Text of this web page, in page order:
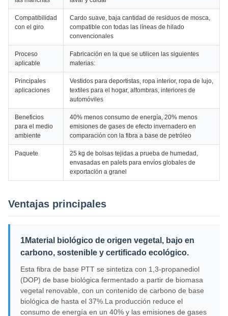
Compatibilidad
con el giro
Cardo suave, baja cantidad de residuos de mosca,
compatible con todas las líneas de hilado
convencionales
Proceso
aplicable
Fabricación en la que se utilicen las siguientes
materias:
Principales
aplicaciones
Vestidos para deportistas, ropa interior, ropa de lujo,
textiles para el hogar, alfombras, interiores de
automóviles
Beneficios
para el medio
ambiente
40% menos consumo de energía, 20% menos
emisiones de gases de efecto invernadero en
comparación con la fibra a base de petróleo
Paquete
25 kg de bolsas tejidas a prueba de humedad,
envasadas en palets para envíos globales de
exportación a granel
Ventajas principales
1Material biológico de origen vegetal, bajo en
carbono, sostenible y certificado ecológico.
Esta fibra de base PTT se sintetiza con 1,3-propanediol
(DOP) de base biológica fermentado a partir de biomasa
vegetal renovable, con un contenido de carbono de base
biológica de hasta el 37%.La producción reduce el
consumo de energía en un 40% y las emisiones de gases